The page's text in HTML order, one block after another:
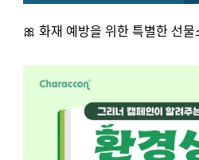
🎀 화재 예방을 위한 특별한 선물